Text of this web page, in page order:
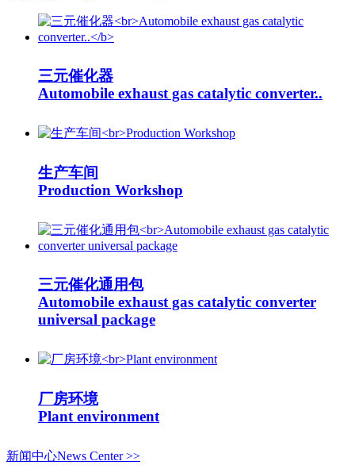
三元催化器
Automobile exhaust gas catalytic converter..
生产车间
Production Workshop
三元催化通用包
Automobile exhaust gas catalytic converter
universal package
厂房环境
Plant environment
新闻中心News Center >>